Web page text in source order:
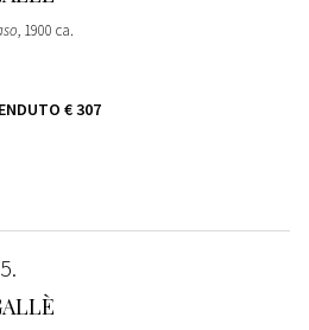
, 1900 ca.
€ 307